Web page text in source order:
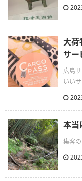
大荷
サー
広島
いい
本当
集客